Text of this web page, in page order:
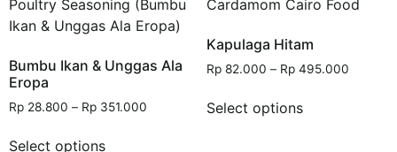
Bumbu Ikan & Unggas Ala
Eropa
Rp 28.800 – Rp 351.000
Select options
Kapulaga Hitam
Rp82.000 – Rp495.000
Select options